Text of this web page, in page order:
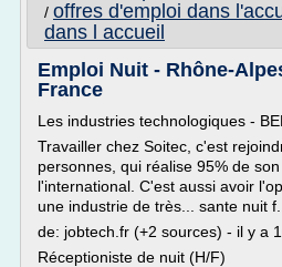
/ offres d'emploi dans
dans l accueil
Emploi Nuit - Rhône-
France
Les industries technologiques -
Travailler chez Soitec, c'est
personnes, qui réalise 95% de
l'international. C'est aussi avoir
une industrie de très... sante nuit f...
de: jobtech.fr (+2 sources) - il y a
Réceptioniste de nuit (H/F)